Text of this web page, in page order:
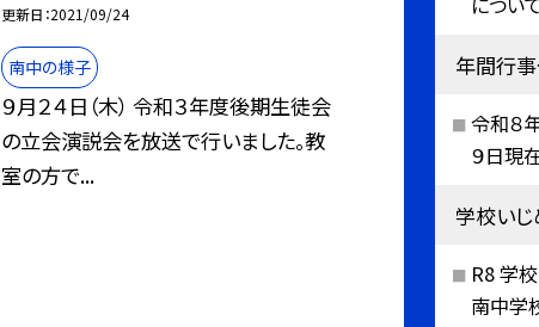
更新日 2021/09/24
南中の様子
９月２４日（木） 令和３年度後期生徒会
の立会演説会を放送で行いました。教
室の方で...
年間行
令和８
９日現在
学校い
R8 学
南中学